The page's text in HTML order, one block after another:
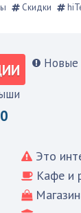
Скидки
Новые
Это
Кафе и